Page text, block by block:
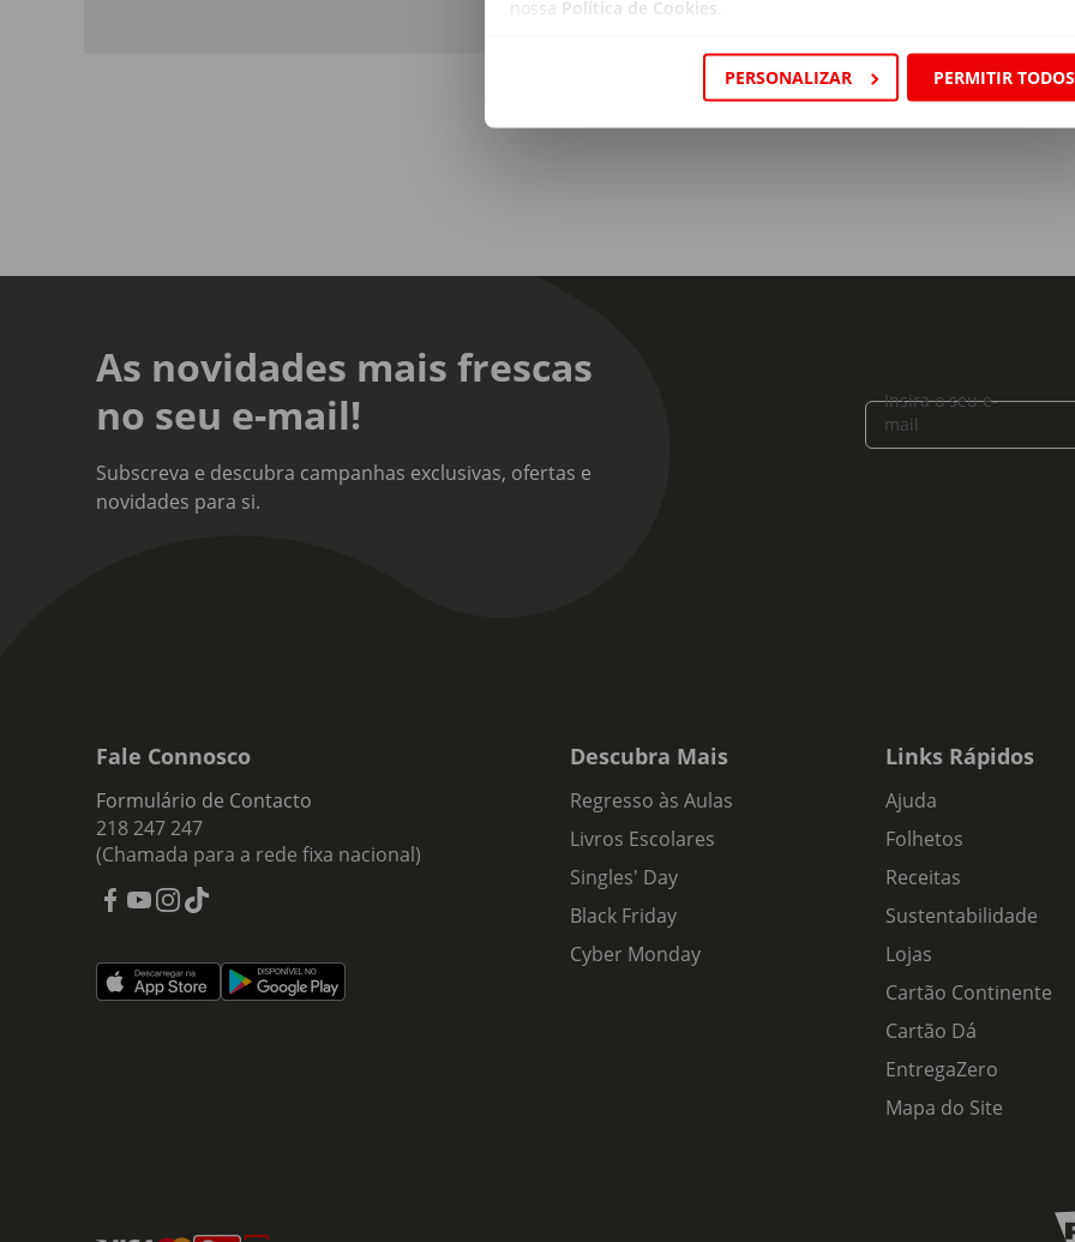
nossa Política de Cookies
PERSONALIZAR PERMITIR TODOS
As novidades mais frescas
no seu e-mail!
Subscreva e descubra campanhas exclusivas, ofertas e
novidades para si.
Insira o seu e-
mail
Fale Connosco
Formulário de Contacto
218 247 247
(Chamada para a rede fixa nacional)
Descubra Mais
Regresso às Aulas
Livros Escolares
Singles' Day
Black Friday
Cyber Monday
Links Rápidos
Ajuda
Folhetos
Receitas
Sustentabilidade
Lojas
Cartão Continente
Cartão Dá
EntregaZero
Mapa do Site